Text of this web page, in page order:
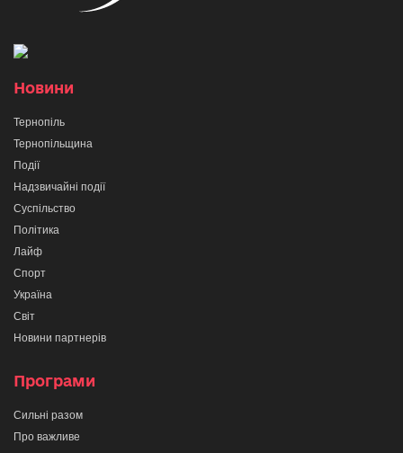
Новини
Тернопіль
Тернопільщина
Події
Надзвичайні події
Суспільство
Політика
Лайф
Спорт
Україна
Світ
Новини партнерів
Програми
Сильні разом
Про важливе